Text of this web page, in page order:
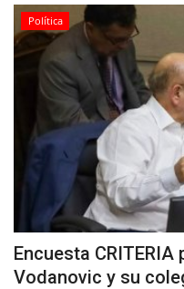
Política
Encuesta
Vodanovic y su